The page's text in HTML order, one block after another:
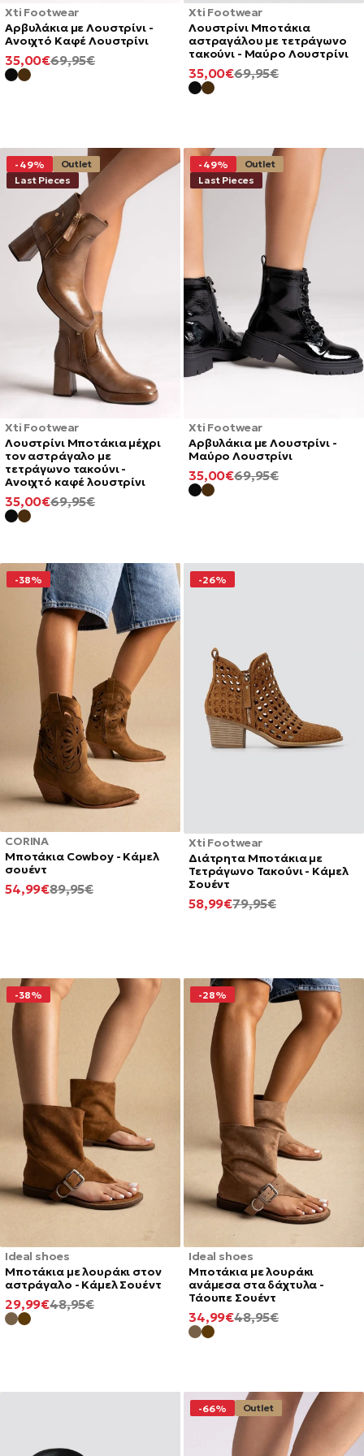
Xti Footwear
Αρβυλάκια με Λουστρίνι -
Ανοιχτό Καφέ Λουστρίνι
ΚΑΝΟΝΙΚΉ
69,95€
ΕΛΆΧΙΣΤΗ
ΤΙΜΉ
35,00€
Xti Footwear
Λουστρίνι Μποτάκια
αστραγάλου με τετράγωνο
τακούνι - Μαύρο Λουστρίνι
ΚΑΝΟΝΙΚΉ
69,95€
ΕΛΆΧΙΣΤΗ
ΤΙΜΉ
35,00€
Xti Footwear
Λουστρίνι Μποτάκια μέχρι
τον αστράγαλο με
τετράγωνο τακούνι -
Ανοιχτό καφέ λουστρίνι
-49%
Outlet
Last Pieces
ΚΑΝΟΝΙΚΉ
69,95€
ΕΛΆΧΙΣΤΗ
ΤΙΜΉ
35,00€
Xti Footwear
Αρβυλάκια με Λουστρίνι -
Μαύρο Λουστρίνι
-49%
Outlet
Last Pieces
ΚΑΝΟΝΙΚΉ
69,95€
ΕΛΆΧΙΣΤΗ
ΤΙΜΉ
35,00€
CORINA
Μποτάκια Cowboy - Κάμελ
σουέντ
-38%
ΚΑΝΟΝΙΚΉ
89,95€
ΕΛΆΧΙΣΤΗ
54,99€
Xti Footwear
Διάτρητα Μποτάκια με
Τετράγωνο Τακούνι - Κάμελ
Σουέντ
-26%
ΚΑΝΟΝΙΚΉ
79,95€
ΕΛΆΧΙΣΤΗ
58,99€
Ideal shoes
Μποτάκια με λουράκι στον
αστράγαλο - Κάμελ Σουέντ
-38%
ΚΑΝΟΝΙΚΉ
48,95€
ΕΛΆΧΙΣΤΗ
ΤΙΜΉ
29,99€
Ideal shoes
Μποτάκια με λουράκι
ανάμεσα στα δάχτυλα -
Τάουπε Σουέντ
-28%
ΚΑΝΟΝΙΚΉ
48,95€
ΕΛΆΧΙΣΤΗ
ΤΙΜΉ
34,99€
-66% Outlet